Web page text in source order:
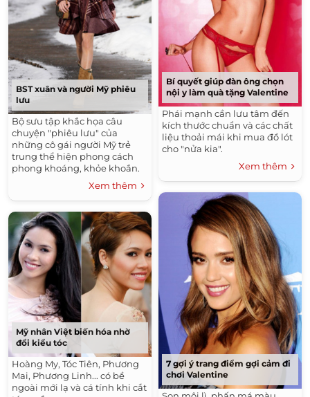
BST xuân và người Mỹ phiêu
lưu
Bộ sưu tập khắc họa câu
chuyện "phiêu lưu" của
những cô gái người Mỹ trẻ
trung thể hiện phong cách
phong khoáng, khỏe khoắn.
Xem thêm
Mỹ nhân Việt biến hóa nhờ
đổi kiểu tóc
Hoàng My, Tóc Tiên, Phương
Mai, Phương Linh... có bề
ngoài mới lạ và cá tính khi cắt
Bí quyết giúp đàn ông chọn
nội y làm quà tặng Valentine
Phái mạnh cần lưu tâm đến
kích thước chuẩn và các chất
liệu thoải mái khi mua đồ lót
cho "nửa kia".
Xem thêm
7 gợi ý trang điểm gợi cảm đi
chơi Valentine